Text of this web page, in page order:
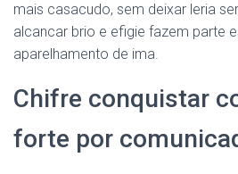
mais casacudo, sem deixar leria
alcancar brio e efigie fazem parte
aparelhamento de ima.
Chifre conquistar
forte por